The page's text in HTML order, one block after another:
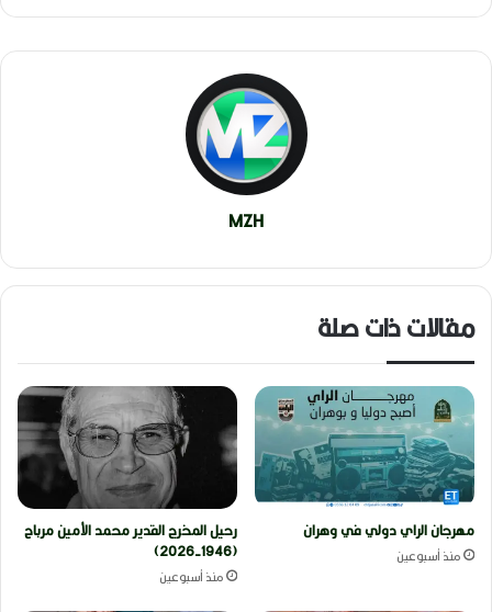
MZH
مقالات ذات صلة
مهرجان الراي دولي في وهران
منذ أسبوعين
رحيل المخرج القدير محمد الأمين مرباح
(1946-2026)
منذ أسبوعين